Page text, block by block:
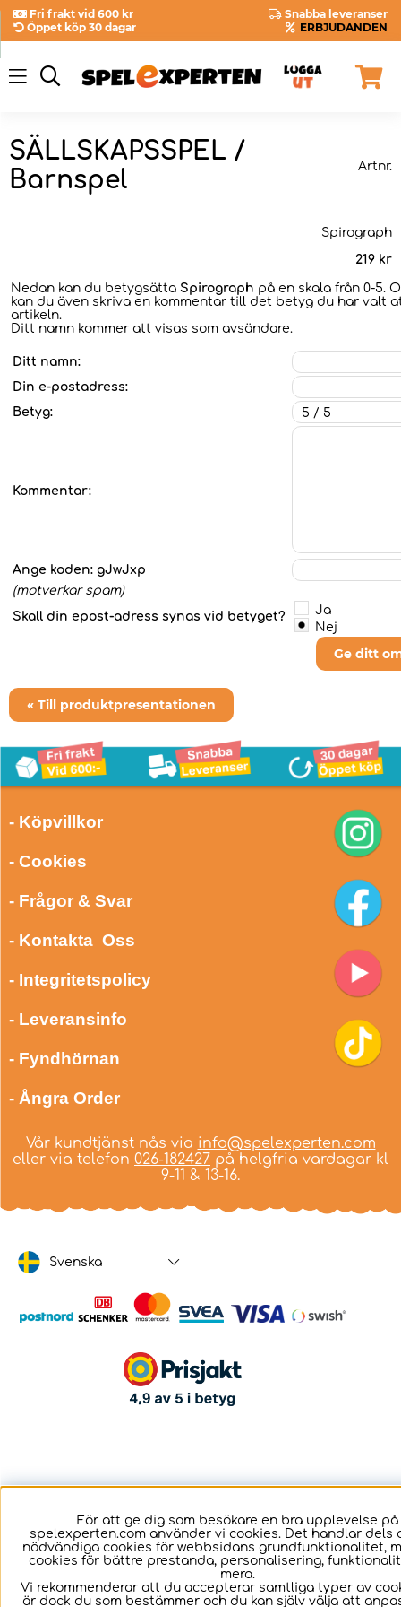
Fri frakt vid 600 kr
Snabba leveranser
Öppet köp 30 dagar
ERBJUDANDEN
SÄLLSKAPSSPEL /
Barnspel
Artnr.
Spirograph
219 kr
Nedan kan du betygsätta Spirograph på en skala från 0-5.
kan du även skriva en kommentar till det betyg du har valt
artikeln.
Ditt namn kommer att visas som avsändare.
Ditt namn:
Din e-postadress:
Betyg:
Kommentar:
Ange koden: gJwJxp
(motverkar spam)
Skall din epost-adress synas vid betyget?
Ja
Nej
Ge ditt
« Till produktpresentationen
- Köpvillkor
- Cookies
- Frågor & Svar
- Kontakta Oss
- Integritetspolicy
- Leveransinfo
- Fyndhörnan
- Ångra Order
Vår kundtjänst nås via info@spelexperten.com
eller via telefon 026-182427 på helgfria vardagar kl
9-11 & 13-16.
Svenska
För att ge dig som besökare en bra upplevelse på
spelexperten.com använder vi cookies. Det handlar dels
nödvändiga cookies för webbsidans grundfunktionalitet,
cookies för bättre prestanda, personalisering,
mera.
Vi rekommenderar att du accepterar samtliga typer av
är dock du som bestämmer och du kan själv välja att